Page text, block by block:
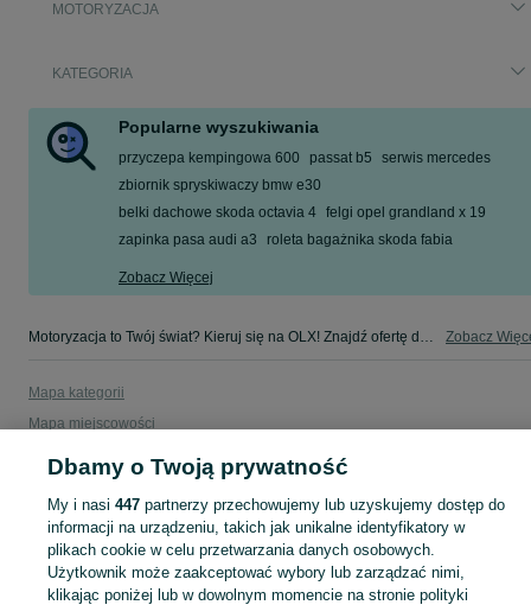
MOTORYZACJA
KATEGORIA
Popularne wyszukiwania
przyczepa kempingowa 600 passat b5
serwis mercedes
zbiornik spryskiwaczy bmw e30
belki dachowe skoda octavia 4 felgi opel grandland x 19
zapinka pasa audi a3
roleta bagażnika skoda fabia
Zobacz Więcej
Motoryzacja to Twój świat? Kieruj się na OLX! Znajdź ofertę dla siebie w kategorii Motoryzacja na OLX - Włocławek i okolice! Zobacz
Mapa kategorii
Mapa miejscowości
Mapa ministron
Dbamy o Twoją prywatność
My i nasi 447partnerzy przechowujemy lub uzyskujemy dostęp do
informacji na urządzeniu, takich jak unikalne identyfikatory w
plikach cookie w celu przetwarzania danych osobowych.
Użytkownik może zaakceptować wybory lub zarządzać nimi,
klikając poniżej lub w dowolnym momencie na stronie polityki